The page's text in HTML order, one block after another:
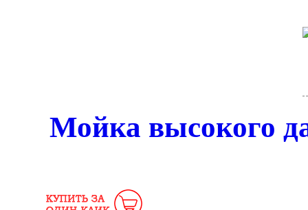
Мойка высокого